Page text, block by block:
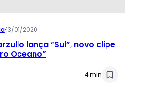
·13/01/2020
lança “Sul”, novo clipe
Oceano”
4 min